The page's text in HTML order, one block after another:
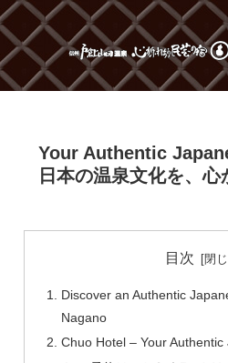
Your Authentic
日本の温泉文化を、
目次
Discover an Authentic
Nagano
Chuo Hotel – Your